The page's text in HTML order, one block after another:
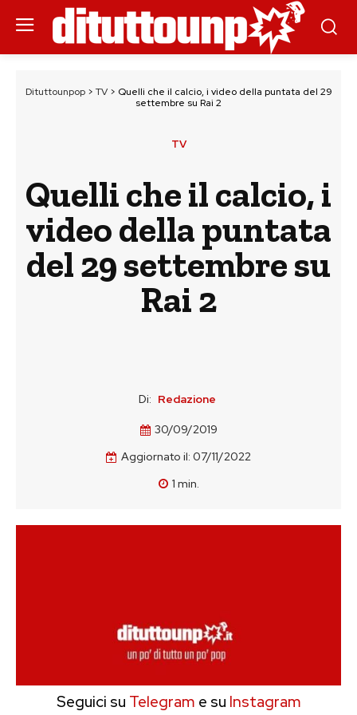
Dituttounpop> TV> Quelli che il calcio, i video della puntata del 29
settembre su Rai 2
TV
Quelli che il calcio, i
video della puntata
del 29 settembre su
Rai 2
Di: Redazione
30/09/2019
Aggiornato il: 07/11/2022
1 min.
Seguici su Telegram e su Instagram